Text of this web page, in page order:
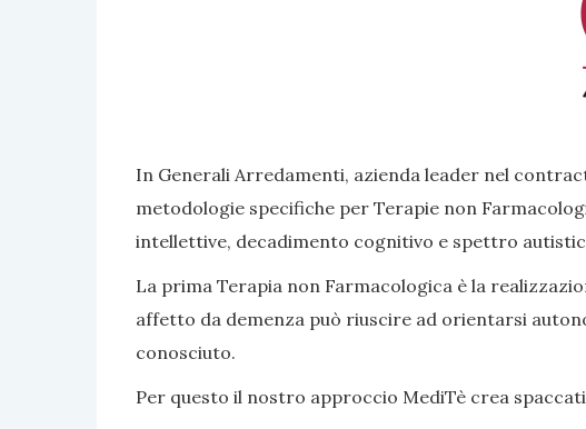
In Generali Arredamenti, azienda leader nel
metodologie specifiche per Terapie non
intellettive, decadimento cognitivo e spettro
La prima Terapia non Farmacologica è la
affetto da demenza può riuscire ad orientarsi
conosciuto.
Per questo il nostro approccio MediTè crea